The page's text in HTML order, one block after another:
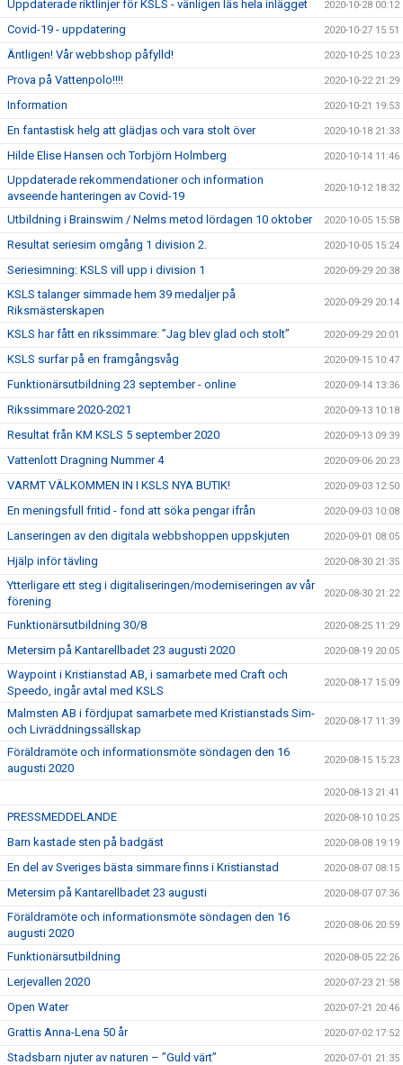
Uppdaterade riktlinjer för KSLS - vänligen läs hela inlägget 2020-10-28 00:12
Covid-19 - uppdatering 2020-10-27 15:51
Äntligen! Vår webbshop påfylld! 2020-10-25 10:23
Prova på Vattenpolo!!!! 2020-10-22 21:29
Information 2020-10-21 19:53
En fantastisk helg att glädjas och vara stolt över 2020-10-18 21:33
Hilde Elise Hansen och Torbjörn Holmberg 2020-10-14 11:46
Uppdaterade rekommendationer och information
avseende hanteringen av Covid-19
2020-10-12 18:32
Utbildning i Brainswim / Nelms metod lördagen 10 oktober 2020-10-05 15:58
Resultat seriesim omgång 1 division 2. 2020-10-05 15:24
Seriesimning: KSLS vill upp i division 1 2020-09-29 20:38
KSLS talanger simmade hem 39 medaljer på
Riksmästerskapen
2020-09-29 20:14
KSLS har fått en rikssimmare: ”Jag blev glad och stolt” 2020-09-29 20:01
KSLS surfar på en framgångsvåg 2020-09-15 10:47
Funktionärsutbildning 23 september - online 2020-09-14 13:36
Rikssimmare 2020-2021 2020-09-13 10:18
Resultat från KM KSLS 5 september 2020 2020-09-13 09:39
Vattenlott Dragning Nummer 4 2020-09-06 20:23
VARMT VÄLKOMMEN IN I KSLS NYA BUTIK! 2020-09-03 12:50
En meningsfull fritid - fond att söka pengar ifrån 2020-09-03 10:08
Lanseringen av den digitala webbshoppen uppskjuten 2020-09-01 08:05
Hjälp inför tävling 2020-08-30 21:35
Ytterligare ett steg i digitaliseringen/moderniseringen av vår
förening
2020-08-30 21:22
Funktionärsutbildning 30/8 2020-08-25 11:29
Metersim på Kantarellbadet 23 augusti 2020 2020-08-19 20:05
Waypoint i Kristianstad AB, i samarbete med Craft och
Speedo, ingår avtal med KSLS
2020-08-17 15:09
Malmsten AB i fördjupat samarbete med Kristianstads Sim-
och Livräddningssällskap
2020-08-17 11:39
Föräldramöte och informationsmöte söndagen den 16
augusti 2020
2020-08-15 15:23
2020-08-13 21:41
PRESSMEDDELANDE 2020-08-10 10:25
Barn kastade sten på badgäst 2020-08-08 19:19
En del av Sveriges bästa simmare finns i Kristianstad 2020-08-07 08:15
Metersim på Kantarellbadet 23 augusti 2020-08-07 07:36
Föräldramöte och informationsmöte söndagen den 16
augusti 2020
2020-08-06 20:59
Funktionärsutbildning 2020-08-05 22:26
Lerjevallen 2020 2020-07-23 21:58
Open Water 2020-07-21 20:46
Grattis Anna-Lena 50 år 2020-07-02 17:52
Stadsbarn njuter av naturen – ”Guld värt” 2020-07-01 21:35